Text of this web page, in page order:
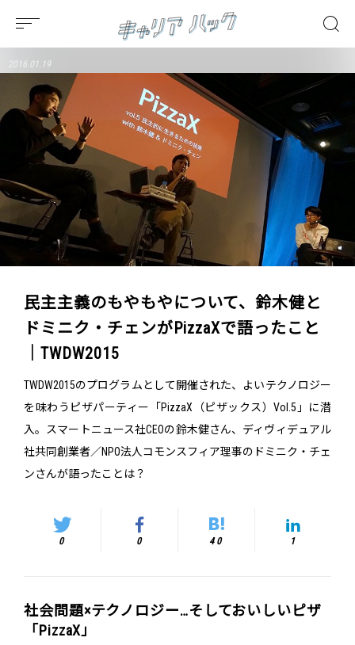
2016.01.19
民主主義のもやもやについて、鈴木健と
ドミニク・チェンがPizzaXで語ったこと
｜TWDW2015
TWDW2015のプログラムとして開催された、よいテクノロジー
を味わうピザパーティー「PizzaX（ピザックス）Vol.5」に潜
入。スマートニュース社CEOの鈴木健さん、ディヴィデュアル
社共同創業者／NPO法人コモンスフィア理事のドミニク・チェ
ンさんが語ったことは？
0 0 40 1
社会問題×テクノロジー…そしておいしいピザ
「PizzaX」